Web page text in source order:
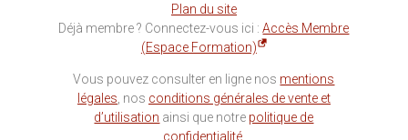
Plan du site
Déjà membre ? Connectez-vous ici :Accès Membre
(Espace Formation)
Vous pouvez consulter en ligne nos mentions
légales , nos conditions générales de vente et
d’utilisation ainsi que notre politique de
confidentialité.